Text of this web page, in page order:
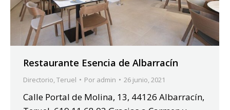
Restaurante Esencia de Albarracín
Directorio,Teruel Por admin 26 junio, 2021
Calle Portal de Molina, 13, 44126 Albarracín,